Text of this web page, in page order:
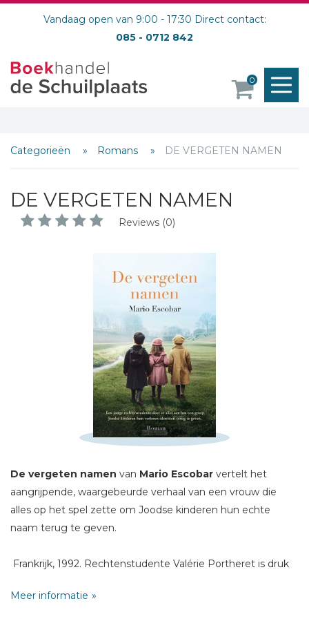
Vandaag open van 9:00 - 17:30 Direct contact:
085 - 0712 842
0
Categorieën Romans DE VERGETEN NAMEN
DE VERGETEN NAMEN
Reviews (0)
De vergeten namen van Mario Escobar vertelt het
aangrijpende, waargebeurde verhaal van een vrouw die
alles op het spel zette om Joodse kinderen hun echte
naam terug te geven.
Frankrijk, 1992. Rechtenstudente Valérie Portheret is druk
grootste oorlogsmisdadigers van Frankrijk, als ze op een
Meer informatie
Schrijf hieronder je review!
E-mail *
Titel *